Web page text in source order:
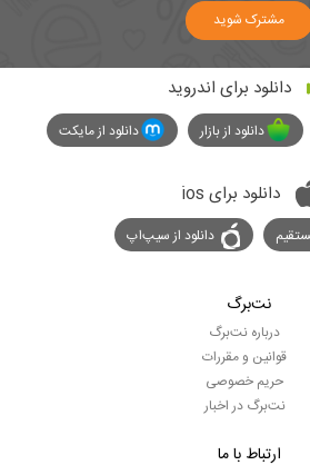
مشترک شوید
دانلود برای اندروید
دانلود از بازار دانلود از مایکت
دانلود برای ios
دانلود از سیپ‌اپ
نت‌برگ
درباره نت‌برگ
قوانین و مقررات
حریم خصوصی
نت‌برگ در اخبار
ارتباط با ما